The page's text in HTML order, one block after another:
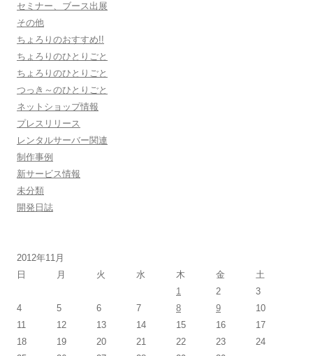
セミナー、ブース出展
その他
ちょろりのおすすめ!!
ちょろりのひとりごと
ちょろりのひとりごと
つっき～のひとりごと
ネットショップ情報
プレスリリース
レンタルサーバー関連
制作事例
新サービス情報
未分類
開発日誌
2012年11月
日
月 火 水 木 金
土
1
2
3
4
5 6 7 8 9
10
11
12 13 14 15 16
17
18
19 20 21 22 23
24